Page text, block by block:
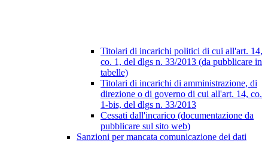
Titolari di incarichi politici di cui all'art. 14,
co. 1, del dlgs n. 33/2013 (da pubblicare in
tabelle)
Titolari di incarichi di amministrazione, di
direzione o di governo di cui all'art. 14, co.
1-bis, del dlgs n. 33/2013
Cessati dall'incarico (documentazione da
pubblicare sul sito web)
Sanzioni per mancata comunicazione dei dati